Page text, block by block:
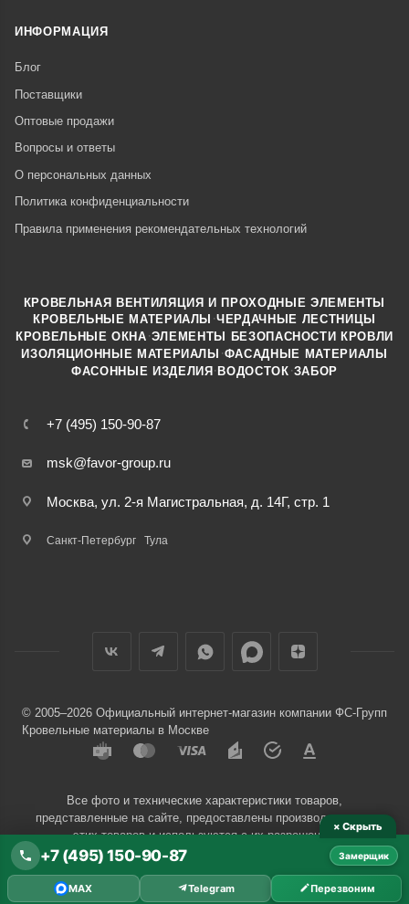
ИНФОРМАЦИЯ
Блог
Поставщики
Оптовые продажи
Вопросы и ответы
О персональных данных
Политика конфиденциальности
Правила применения рекомендательных технологий
+7 (495) 150-90-87
msk@favor-group.ru
Москва, ул. 2-я Магистральная, д. 14Г, стр. 1
Санкт-Петербург Тула
КРОВЕЛЬНАЯ ВЕНТИЛЯЦИЯ И ПРОХОДНЫЕ ЭЛЕМЕНТЫ
КРОВЕЛЬНЫЕ МАТЕРИАЛЫ ·ЧЕРДАЧНЫЕ ЛЕСТНИЦЫ
КРОВЕЛЬНЫЕ ОКНА ·ЭЛЕМЕНТЫ БЕЗОПАСНОСТИ КРОВЛИ
ИЗОЛЯЦИОННЫЕ МАТЕРИАЛЫ ·ФАСАДНЫЕ МАТЕРИАЛЫ
ФАСОННЫЕ ИЗДЕЛИЯ·ВОДОСТОК ·ЗАБОР
© 2005–2026 Официальный интернет-магазин компании ФС-Групп
Кровельные материалы в Москве
Все фото и технические характеристики товаров,
представленные на сайте, предоставлены производителями
этих товаров и используются с их разрешения.
× Скрыть
+7 (495) 150-90-87 Замерщик
MAX Telegram Перезвоним